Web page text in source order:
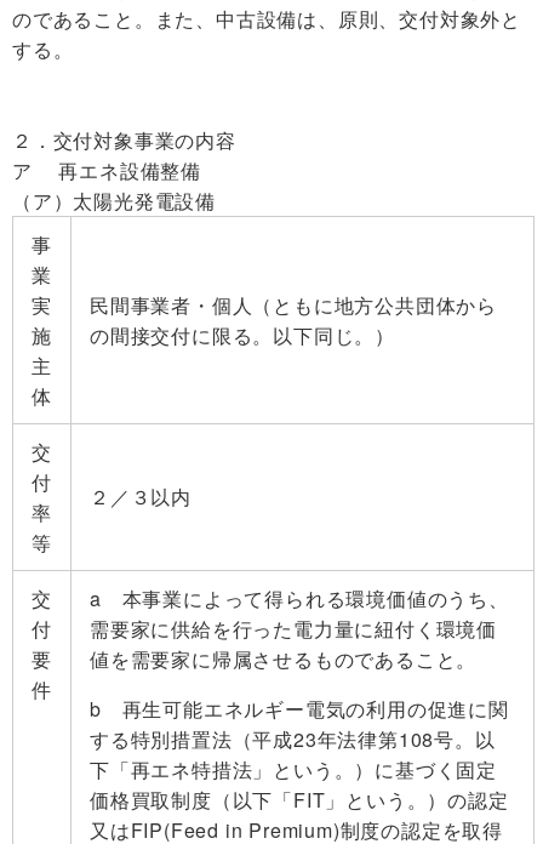
のであること。また、中古設備は、原則、交付対象外と
する。
２．交付対象事業の内容
ア 再エネ設備整備
（ア）太陽光発電設備
事
業
実
施
主
体
民間事業者・個人（ともに地方公共団体から
の間接交付に限る。以下同じ。）
交
付
率
等
２／３以内
交
付
要
件
a 本事業によって得られる環境価値のうち、
需要家に供給を行った電力量に紐付く環境価
値を需要家に帰属させるものであること。
b 再生可能エネルギー電気の利用の促進に関
する特別措置法（平成23年法律第108号。以
下「再エネ特措法」という。）に基づく固定
価格買取制度（以下「FIT」という。）の認定
又はFIP(Feed in Premium)制度の認定を取得